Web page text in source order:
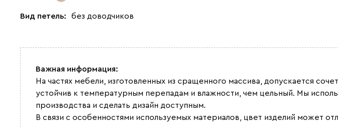
Вид петель: без доводчиков
Важная информация:
На частях мебели, изготовленных из сращенного массива, допускается
устойчив к температурным перепадам и влажности, чем цельный. Мы
производства и сделать дизайн доступным.
В связи с особенностями используемых материалов, цвет изделий может